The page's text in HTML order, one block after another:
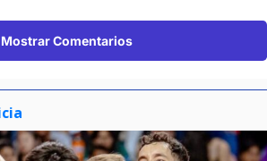
Mostrar Comentarios